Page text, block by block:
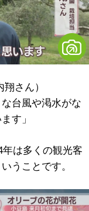
さん）
台風や渇水がな
す」
は多くの観光客
うことです。